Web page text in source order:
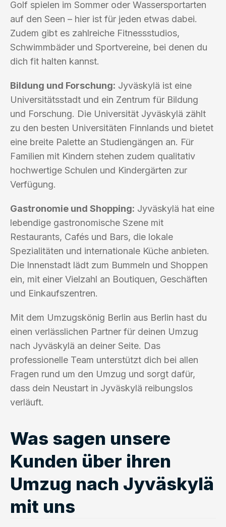
Golf spielen im Sommer oder Wassersportarten
auf den Seen – hier ist für jeden etwas dabei.
Zudem gibt es zahlreiche Fitnessstudios,
Schwimmbäder und Sportvereine, bei denen du
dich fit halten kannst.
Bildung und Forschung: Jyväskylä ist eine
Universitätsstadt und ein Zentrum für Bildung
und Forschung. Die Universität Jyväskylä zählt
zu den besten Universitäten Finnlands und bietet
eine breite Palette an Studiengängen an. Für
Familien mit Kindern stehen zudem qualitativ
hochwertige Schulen und Kindergärten zur
Verfügung.
Gastronomie und Shopping: Jyväskylä hat eine
lebendige gastronomische Szene mit
Restaurants, Cafés und Bars, die lokale
Spezialitäten und internationale Küche anbieten.
Die Innenstadt lädt zum Bummeln und Shoppen
ein, mit einer Vielzahl an Boutiquen, Geschäften
und Einkaufszentren.
Mit dem Umzugskönig Berlin aus Berlin hast du
einen verlässlichen Partner für deinen Umzug
nach Jyväskylä an deiner Seite. Das
professionelle Team unterstützt dich bei allen
Fragen rund um den Umzug und sorgt dafür,
dass dein Neustart in Jyväskylä reibungslos
verläuft.
Was sagen unsere
Kunden über ihren
Umzug nach Jyväskylä
mit uns